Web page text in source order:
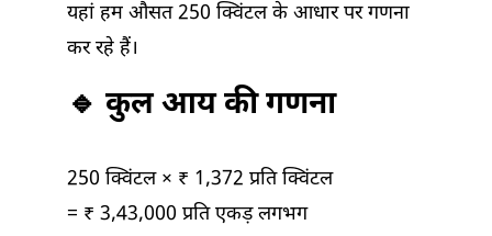
यहां हम औसत 250 क्विंटल के आधार पर गणना
कर रहे हैं।
🔹 कुल आय की गणना
250 क्विंटल × ₹ 1,372 प्रति क्विंटल
= ₹ 3,43,000 प्रति एकड़ लगभग